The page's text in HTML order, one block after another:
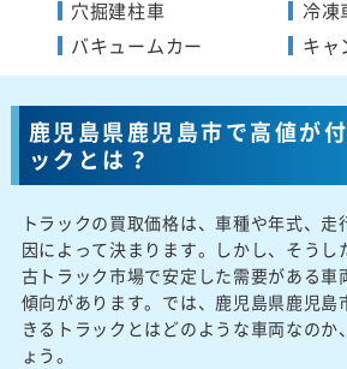
穴掘建柱車
バキュームカー
冷凍
キャ
鹿児島県鹿児島市で高値が
ックとは？
トラックの買取価格は、車種や年式、
因によって決まります。しかし、そうし
古トラック市場で安定した需要がある車
傾向があります。では、鹿児島県鹿児島
きるトラックとはどのような車両なのか
ょう。